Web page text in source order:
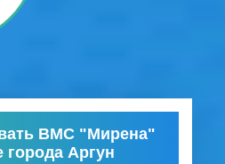
ВМС "Мирена"
города Аргун